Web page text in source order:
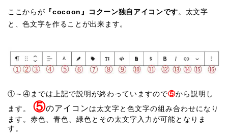
ここからが 『cocoon』コクーン独自アイコンです。太文字
と、色文字を作ることが出来ます。
①～④までは上記で説明が終わっていますので⑤から説明し
ます。
⑤のアイコン は太文字と色文字の組み合わせになり
ます。赤色、青色、緑色とその太文字入力が可能となりま
す。